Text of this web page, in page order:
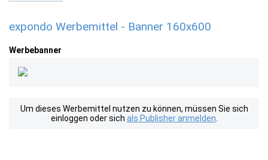
expondo Werbemittel - Banner 160x600
Werbebanner
Um dieses Werbemittel nutzen zu können, müssen Sie sich
einloggen oder sich als Publisher anmelden